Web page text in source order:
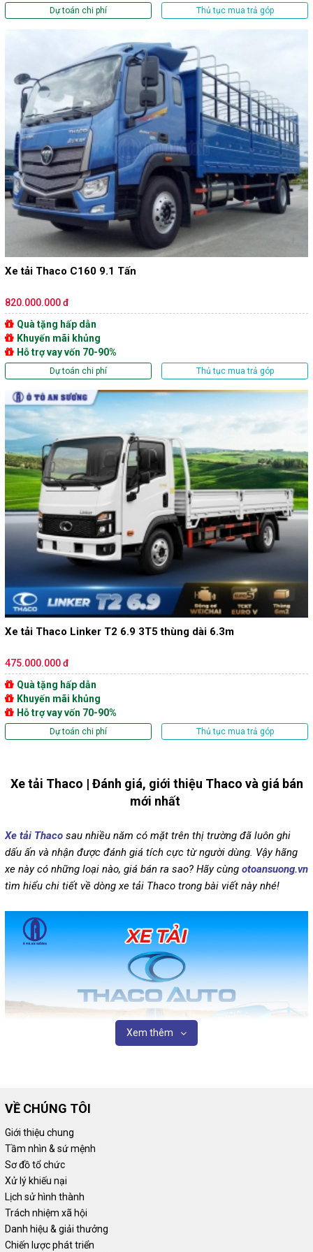
Dự toán chi phí Thủ tục mua trả góp
Xe tải Thaco C160 9.1 Tấn
820.000.000 đ
Quà tặng hấp dẫn
Khuyến mãi khủng
Hỗ trợ vay vốn 70-90%
Dự toán chi phí Thủ tục mua trả góp
Xe tải Thaco Linker T2 6.9 3T5 thùng dài 6.3m
475.000.000 đ
Quà tặng hấp dẫn
Khuyến mãi khủng
Hỗ trợ vay vốn 70-90%
Dự toán chi phí Thủ tục mua trả góp
Xe tải Thaco | Đánh giá, giới thiệu Thaco và giá bán
mới nhất
Xe tải Thaco sau nhiều năm có mặt trên thị trường đã luôn ghi
dấu ấn và nhận được đánh giá tích cực từ người dùng. Vậy hãng
xe này có những loại nào, giá bán ra sao? Hãy cùng otoansuong.vn
tìm hiểu chi tiết về dòng xe tải Thaco trong bài viết này nhé!
Tổng hợp các thương hiệu Xe tải Thaco
Giới thiệu thương hiệu xe tải Thaco
Xe tải Thaco là thương hiệu thuộc Công Ty Cổ Phần Tập đoàn
Xem thêm
VỀ CHÚNG TÔI
Giới thiệu chung
Tầm nhìn & sứ mệnh
Sơ đồ tổ chức
Xử lý khiếu nại
Lịch sử hình thành
Trách nhiệm xã hội
Danh hiệu & giải thưởng
Chiến lược phát triển